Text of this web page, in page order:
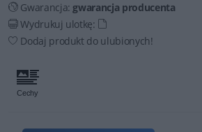
Gwarancja: gwarancja producenta
Wydrukuj ulotkę:
Dodaj produkt do ulubionych!